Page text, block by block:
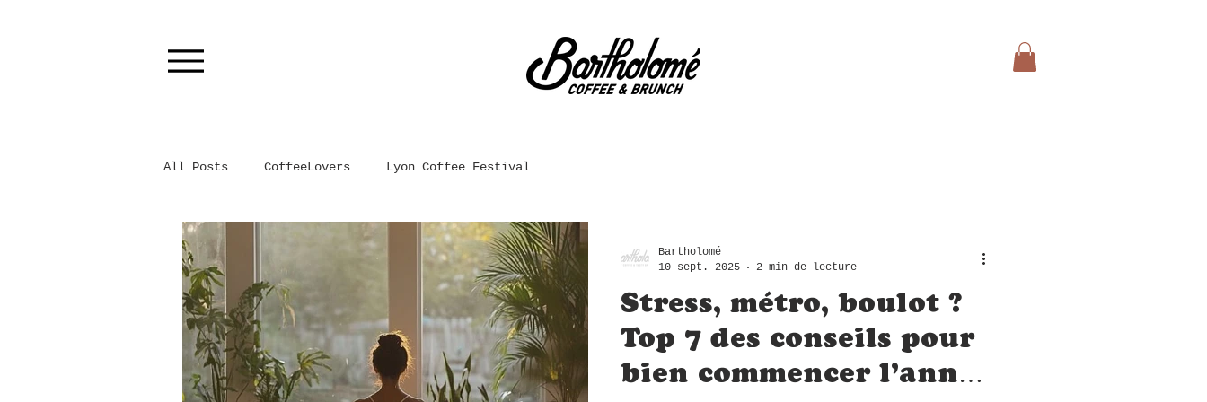
All Posts CoffeeLovers Lyon Coffee Festival
Stress, métro, boulot ?
Top 7 des conseils pour
bien commencer l’année
Bartholomé
10 sept. 2025
2 min de lecture